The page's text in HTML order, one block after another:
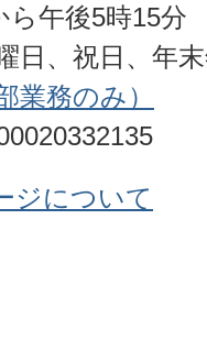
ら午後5時15分
日、祝日、年
業務のみ）
ジについて